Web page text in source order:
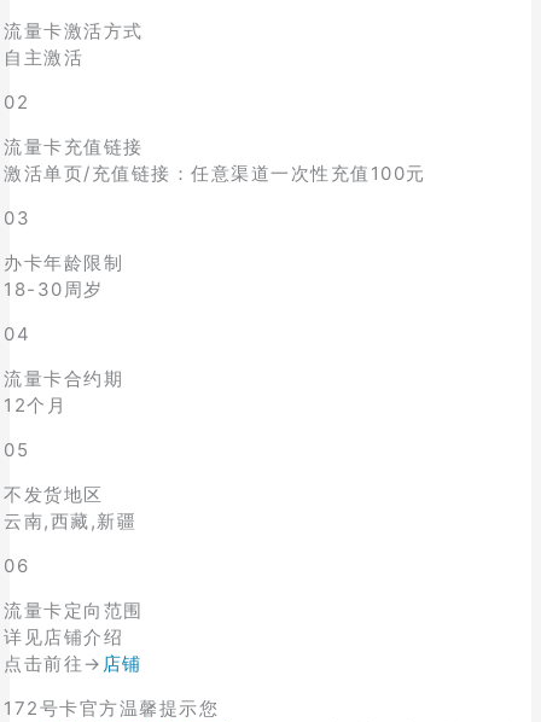
流量卡激活方式
自主激活
02
流量卡充值链接
激活单页/充值链接：任意渠道一次性充值100元
03
办卡年龄限制
18-30周岁
04
流量卡合约期
12个月
05
不发货地区
云南,西藏,新疆
06
流量卡定向范围
详见店铺介绍
点击前往→ 店铺
172号卡官方温馨提示您